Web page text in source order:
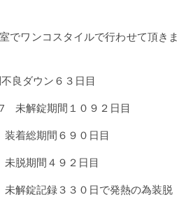
でワンコスタイルで行わせて頂きま
良ダウン６３日目
未解錠期間１０９２日目
着総期間６９０日目
脱期間４９２日目
解錠記録３３０日で発熱の為装脱